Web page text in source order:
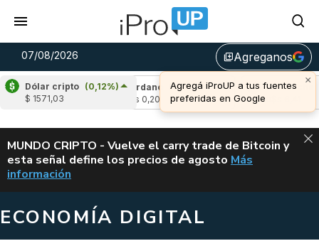
07/08/2026 library_addAgreganos
×
Agregá iProUP a tus fuentes
preferidas en Google
Dólar cripto (0,12%)
$ 1571,03
Cardano
(6,39%)
u$s 0,20
Avalanche
u$s 6,41
ALERTA
MUNDO CRIPTO - Vuelve el carry trade de Bitcoin y
esta señal define los precios de agosto VUELVE EL
Más
información
ECONOMÍA DIGITAL